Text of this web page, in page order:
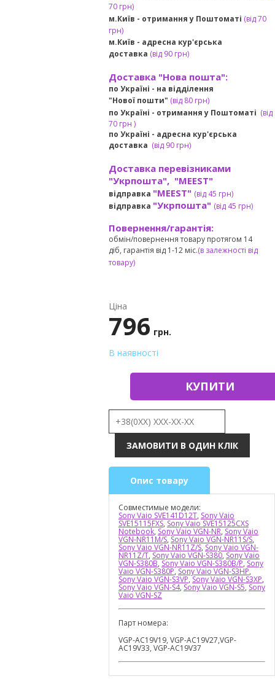
70 грн)
м.Київ - отримання у Поштоматі (від 70
грн)
м.Київ - адресна кур'єрська
доставка (від90 грн)
Доставка "Нова пошта":
по Україні - на відділення
"Нової пошти" (від 80 грн)
по Україні - отримання у Поштоматі (від
70 грн )
по Україні - адресна кур'єрська
доставка (від90 грн)
Доставка перевізниками
"Укрпошта", "MEEST"
відправка "MEEST" (від 45 грн)
відправка "Укрпошта" (від 45 грн)
Повернення/гарантія:
обмін/повернення товару протягом 14
діб, гарантія від 1-12 міс.(в залежності від
товару)
Ціна
796 грн.
В наявності
КУПИТИ
Опис товару
Совместимые модели:
Sony Vaio SVE141D12T, Sony Vaio
SVE15115FXS, Sony Vaio SVE15125CXS
Notebook, Sony Vaio VGN-NR, Sony Vaio
VGN-NR11M/S, Sony Vaio VGN-NR11S/S,
Sony Vaio VGN-NR11Z/S, Sony Vaio VGN-
NR11Z/T, Sony Vaio VGN-S380, Sony Vaio
VGN-S380B, Sony Vaio VGN-S380B/P, Sony
Vaio VGN-S380P, Sony Vaio VGN-S3HP,
Sony Vaio VGN-S3VP,Sony Vaio VGN-S3XP,
Sony Vaio VGN-S4, Sony Vaio VGN-S5, Sony
Vaio VGN-SZ
Парт номера:
VGP-AC19V19, VGP-AC19V27,VGP-
AC19V33, VGP-AC19V37